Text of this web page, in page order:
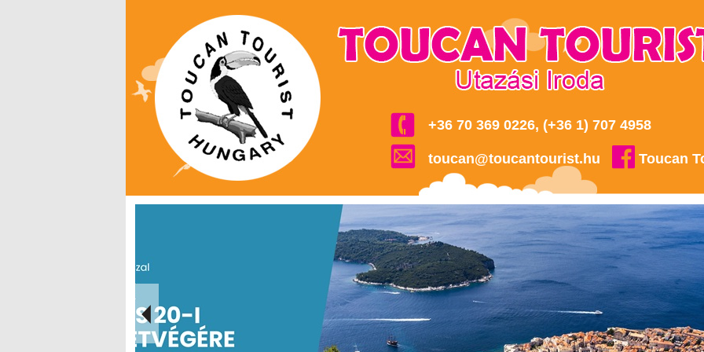
+36 70 369 0226, (+36 1) 707 4958
toucan@toucantourist.hu Toucan